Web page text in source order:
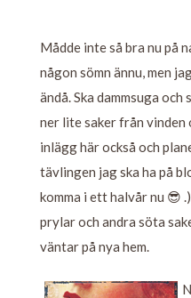
Mådde inte så bra nu på
någon sömn ännu, men
ändå. Ska dammsuga
ner lite saker från vinden
inlägg här också och
tävlingen jag ska ha på
komma i ett halvår nu 😎
prylar och andra söta
väntar på nya hem.